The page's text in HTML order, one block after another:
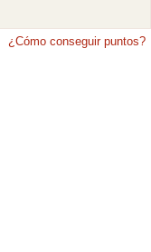
¿Cómo conseguir puntos?